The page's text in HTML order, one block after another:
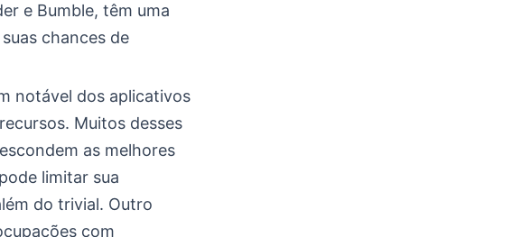
e Bumble, têm uma
chances de
notável dos aplicativos
Muitos desses
as melhores
limitar sua
do trivial. Outro
com